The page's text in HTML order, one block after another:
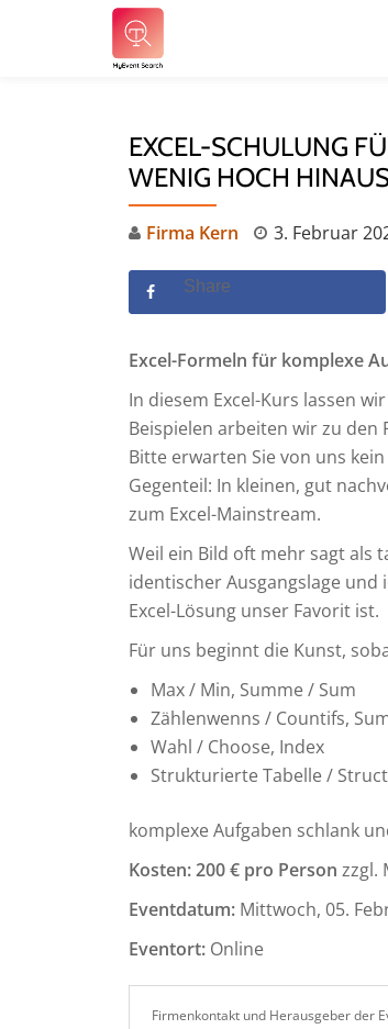
EXCEL-SCHULUNG
WENIG HOCH
Firma Kern 3. Februar
Share
Excel-Formeln für komplexe
In diesem Excel-Kurs lassen
Beispielen arbeiten wir zu den
Bitte erwarten Sie von uns
Gegenteil: In kleinen, gut
zum Excel-Mainstream.
Weil ein Bild oft mehr sagt als
identischer Ausgangslage
Excel-Lösung unser Favorit ist.
Für uns beginnt die Kunst,
Max / Min, Summe / Sum
Zählenwenns / Countifs,
Wahl / Choose, Index
Strukturierte Tabelle /
komplexe Aufgaben schlank
Kosten: 200 € pro Person zzgl.
Eventdatum: Mittwoch, 05.
Eventort: Online
Firmenkontakt und Herausgeber der